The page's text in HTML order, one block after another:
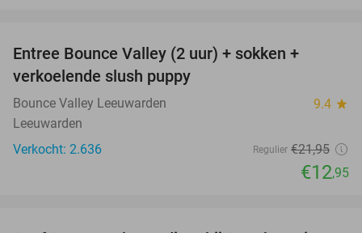
Entree Bounce Valley (2 uur) + sokken +
verkoelende slush puppy
Bounce Valley Leeuwarden 9.4 star
Leeuwarden
Verkocht: 2.636
Regulier €21,95
€12,95